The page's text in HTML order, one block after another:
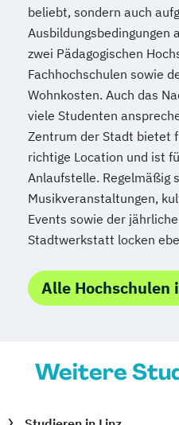
beliebt, sondern auch
Ausbildungsbedingungen
zwei Pädagogischen
Fachhochschulen sowie
Wohnkosten. Auch das
viele Studenten
Zentrum der Stadt bietet
richtige Location und ist
Anlaufstelle. Regelmäßig
Musikveranstaltungen,
Events sowie der
Stadtwerkstatt locken
Alle Hochschulen
Weitere